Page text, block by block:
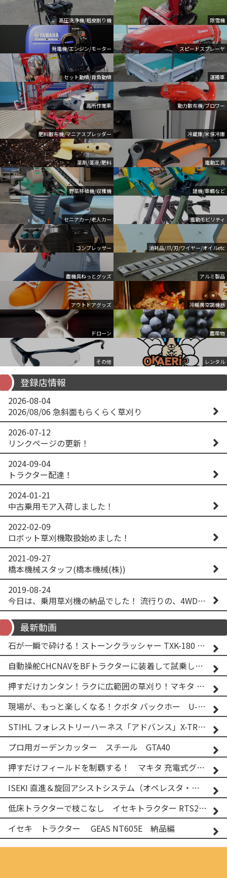
高圧洗浄機/粗皮削り機 除雪機
発電機/エンジン/モーター スピードスプレーヤ
セット動噴/背負動噴 運搬車
高所作業車 動力散布機/ブロワー
肥料散布機/マニアスプレッダー 冷蔵庫/米保冷庫
薬剤/薬液/肥料 電動工具
野菜移植機/収穫機 建機/車輌など
セニアカー/老人カー 電動モビリティ
コンプレッサー 消耗品/爪/刃/ワイヤー/オイルetc
農機具ねっとグッズ アルミ製品
アウトドアグッズ 冷暖房空調機器
ドローン 農産物
その他 レンタル
登録店情報
2026-08-04
2026/08/06 急斜面もらくらく草刈り
2026-07-12
リンクページの更新！
2024-09-04
トラクター配達！
2024-01-21
中古乗用モア入荷しました！
2022-02-09
ロボット草刈機取扱始めました！
2021-09-27
橋本機械スタッフ(橋本機械(株))
2019-08-24
今日は、乗用草刈機の納品でした！ 流行りの、4WD！ #イセキアグリ #オーレック #四駆 #増税間近
最新動画
石が一瞬で砕ける！ストーンクラッシャー TXK-180 実演
自動操舵CHCNAVをBFトラクターに装着して試乗してみた！！ CHCNAV NX610
押すだけカンタン！ラクに広範囲の草刈り！マキタ バッテリー式草刈り機 MUG001G 2
現場が、もっと楽しくなる！クボタ バックホー U-25-3A
STIHL フォレストリーハーネス「アドバンス」X-TREEm
プロ用ガーデンカッター スチール GTA40
押すだけフィールドを制覇する！ マキタ 充電式グランドトリマー MUG001G
ISEKI 直進＆旋回アシストシステム（オペレスタ・ターン）搭載 イセキ 乗用田植機 PRJ8D-ZJL
低床トラクターで枝こなし イセキトラクター RTS205NS & フレールモア FNC1202F
イセキ トラクター GEAS NT605E 納品編